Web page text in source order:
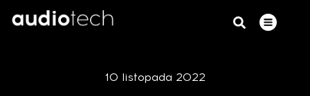
10 listopada 2022